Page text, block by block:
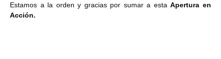
Estamos a la orden y gracias por sumar a estaApertura en
Acción.